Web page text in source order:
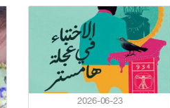
2026-06-23